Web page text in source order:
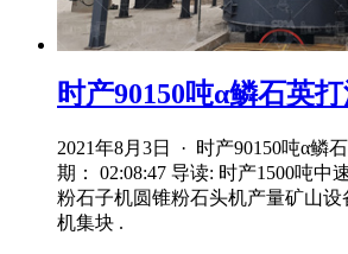
时产90150吨α鳞石英
2021年8月3日 · 时产90150吨α鳞
期： 02:08:47 导读: 时产1500吨中
粉石子机圆锥粉石头机产量矿山
机集块 .